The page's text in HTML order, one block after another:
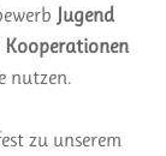
Jugend
Kooperationen
nutzen.
zu unserem